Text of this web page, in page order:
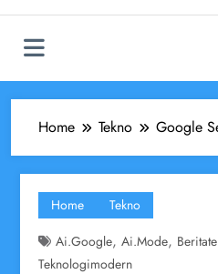
Home Tekno Google
Home
Tekno
Ai.google, Ai.mode,
Teknologimodern